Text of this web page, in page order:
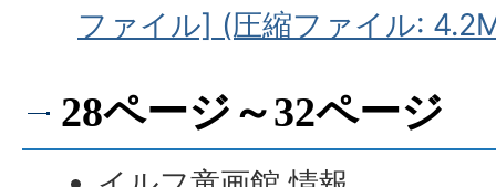
ファイル] (圧縮ファイル:
28ページ～32ページ